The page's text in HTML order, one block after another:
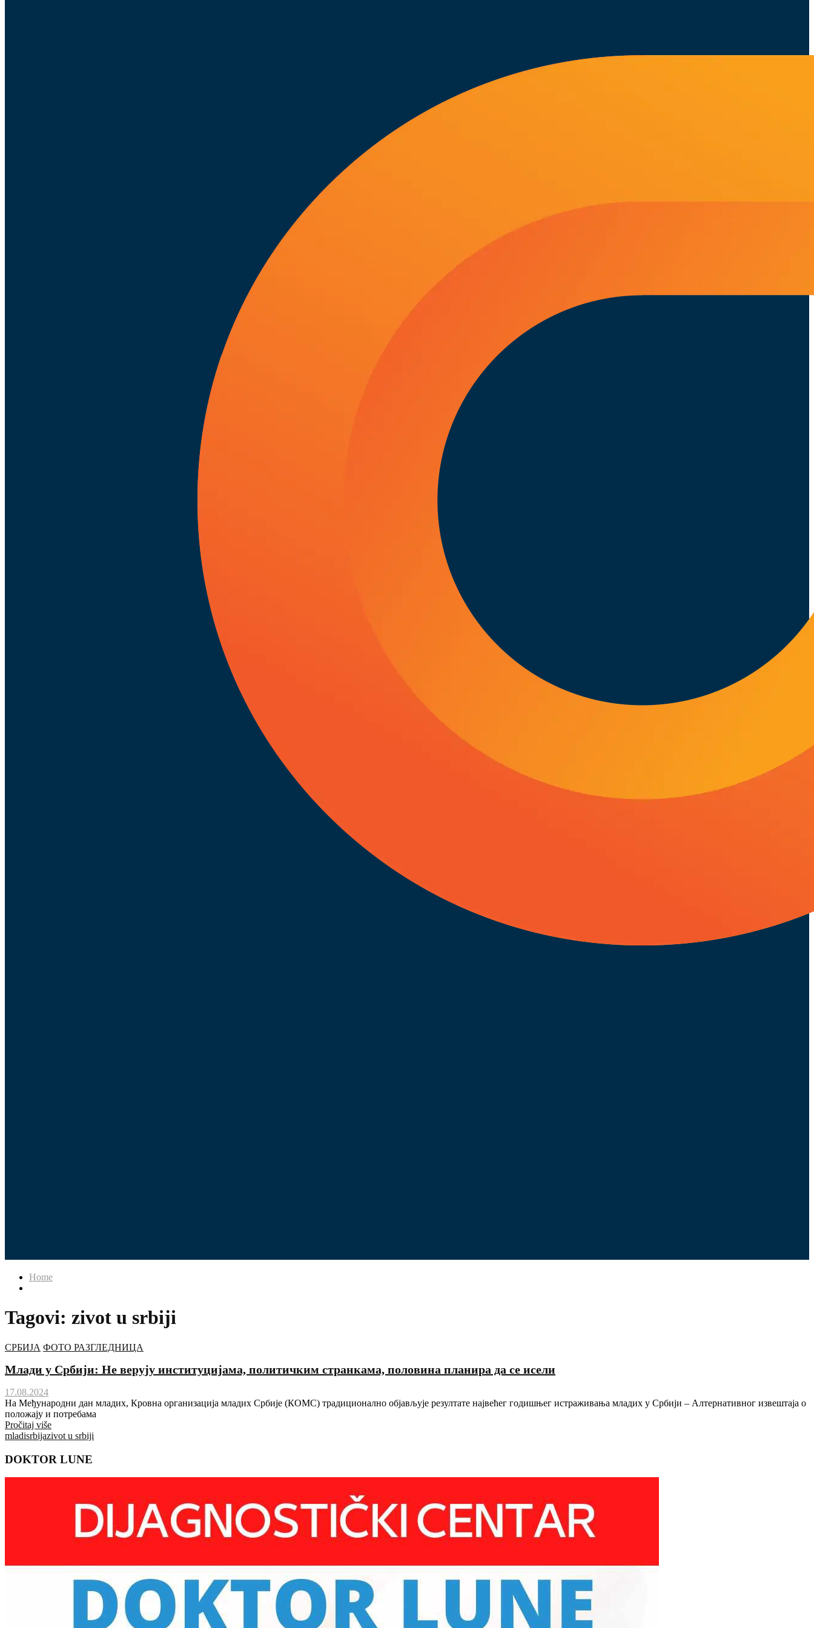
Home
Tagovi: zivot u srbiji
СРБИЈА ФОТО РАЗГЛЕДНИЦА
Млади у Србији: Не верују институцијама, политичким странкама, половина планира да се исели
17.08.2024
На Међународни дан младих, Кровна организација младих Србије (КОМС) традиционално објављује резултате највећег годишњег истраживања младих у Србији – Алтернативног извештаја о
положају и потребама
Pročitaj više
mladisrbijazivot u srbiji
DOKTOR LUNE